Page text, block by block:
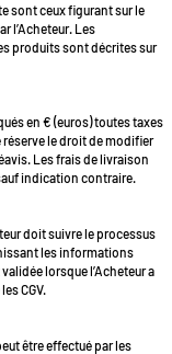
sont ceux figurant sur le
l’Acheteur. Les
produits sont décrites sur
en € (euros) toutes taxes
réserve le droit de modifier
Les frais de livraison
indication contraire.
doit suivre le processus
les informations
lorsque l’Acheteur a
CGV.
être effectué par les